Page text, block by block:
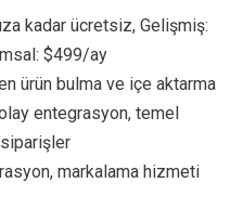
kadar ücretsiz, Gelişmiş:
$499/ay
ürün bulma ve içe aktarma
entegrasyon, temel
markalama hizmeti